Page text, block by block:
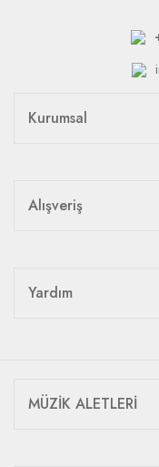
Kurumsal
Alışveriş
Yardım
MÜZİK ALETLERİ